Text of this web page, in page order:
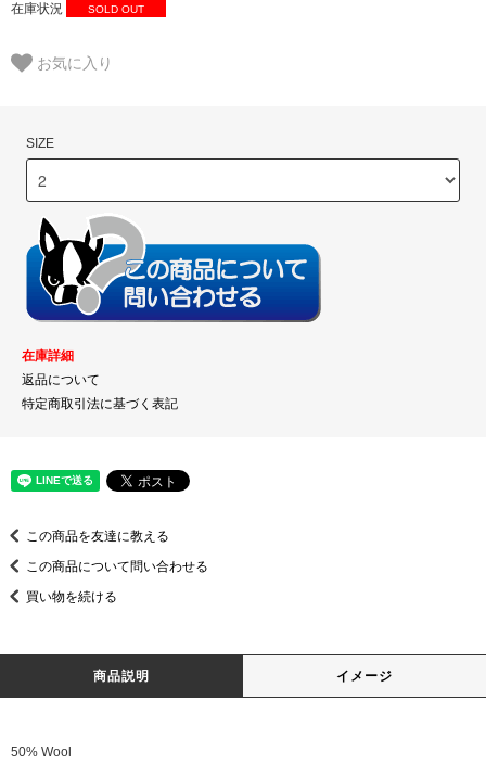
在庫状況 SOLD OUT
お気に入り
SIZE
在庫詳細
返品について
特定商取引法に基づく表記
この商品を友達に教える
この商品について問い合わせる
買い物を続ける
商品説明 イメージ
50% Wool